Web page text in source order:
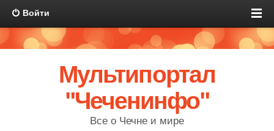
Войти
Мультипортал
"Чеченинфо"
Все о Чечне и мире